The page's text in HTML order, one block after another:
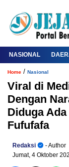
NASIONAL
Home / Nasional
Viral di
Dengan
Diduga
Fufufafa
Redaksi
- Author
Jumat, 4 Oktober